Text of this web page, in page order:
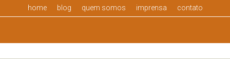
home blog quem somos imprensa contato